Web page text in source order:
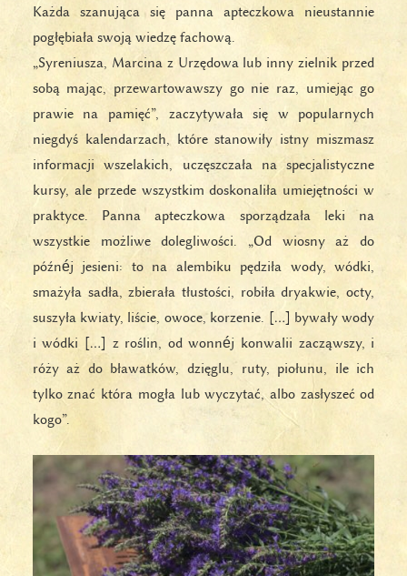
Każda szanująca się panna apteczkowa nieustannie
pogłębiała swoją wiedzę fachową.
„Syreniusza, Marcina z Urzędowa lub inny zielnik przed
sobą mając, przewartowawszy go nie raz, umiejąc go
prawie na pamięć”, zaczytywała się w popularnych
niegdyś kalendarzach, które stanowiły istny miszmasz
informacji wszelakich, uczęszczała na specjalistyczne
kursy, ale przede wszystkim doskonaliła umiejętności w
praktyce. Panna apteczkowa sporządzała leki na
wszystkie możliwe dolegliwości. „Od wiosny aż do
późnéj jesieni: to na alembiku pędziła wody, wódki,
smażyła sadła, zbierała tłustości, robiła dryakwie, octy,
suszyła kwiaty, liście, owoce, korzenie. […] bywały wody
i wódki […] z roślin, od wonnéj konwalii zacząwszy, i
róży aż do bławatków, dzięglu, ruty, piołunu, ile ich
tylko znać która mogła lub wyczytać, albo zasłyszeć od
kogo”.